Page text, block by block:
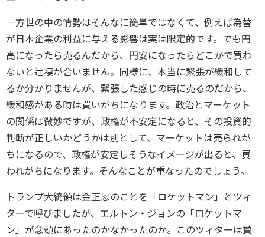
一方世の中の情勢はそんなに簡単ではなくて、例えば為替
が日本企業の利益に与える影響は実は限定的です。でも円
高になったら売るんだから、円安になったらどこかで買わ
ないと辻褄が合いません。同様に、本当に緊張が緩和して
るか分かりませんが、緊張した感じの時に売るのだから、
緩和感がある時は買いがちになります。政治とマーケット
の関係は微妙ですが、政権が不安定になると、その投資的
判断が正しいかどうかは別として、マーケットは売られが
ちになるので、政権が安定しそうなイメージが出ると、買
われがちになります。そんなことが重なったのでしょう。
トランプ大統領は金正恩のことを「ロケットマン」とツィ
ターで呼びましたが、エルトン・ジョンの「ロケットマ
ン」が念頭にあったのかなかったのか。このツィターは賛